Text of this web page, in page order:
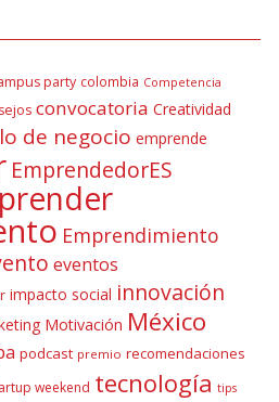
party colombia Competencia
convocatoria Creatividad
de negocio emprende
EmprendedorES
Emprendimiento
eventos
impacto social innovación
Motivación México
podcast premio recomendaciones
weekend tecnología tips